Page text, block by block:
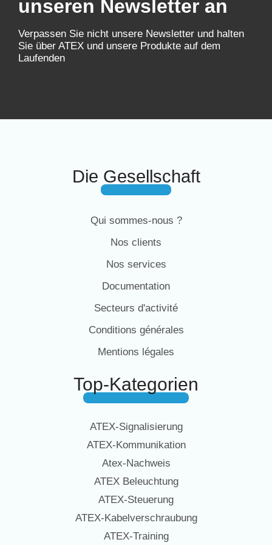
unseren Newsletter an
Verpassen Sie nicht unsere Newsletter und halten
Sie über ATEX und unsere Produkte auf dem
Laufenden
Die Gesellschaft
Qui sommes-nous ?
Nos clients
Nos services
Documentation
Secteurs d'activité
Conditions générales
Mentions légales
Top-Kategorien
ATEX-Signalisierung
ATEX-Kommunikation
Atex-Nachweis
ATEX Beleuchtung
ATEX-Steuerung
ATEX-Kabelverschraubung
ATEX-Training